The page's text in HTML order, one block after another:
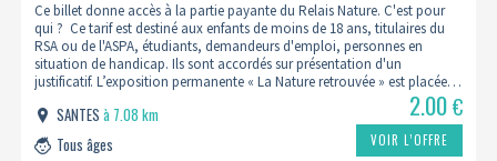
Ce billet donne accès à la partie payante du Relais Nature. C'est pour
qui ? Ce tarif est destiné aux enfants de moins de 18 ans, titulaires du
RSA ou de l'ASPA, étudiants, demandeurs d'emploi, personnes en
situation de handicap. Ils sont accordés sur présentation d'un
justificatif. L’exposition permanente « La Nature retrouvée » est placée…
SANTESà 7.08 km
Tous âges
2.00€
VOIR L’OFFRE